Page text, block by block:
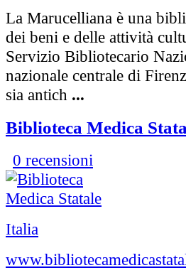
La Marucelliana è una
dei beni e delle attività
Servizio Bibliotecario
nazionale centrale di
sia antich ...
Biblioteca Medica
0 recensioni
Italia